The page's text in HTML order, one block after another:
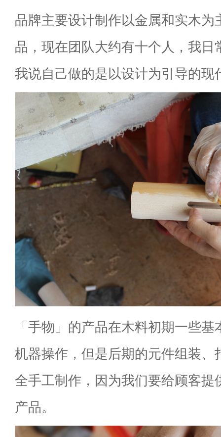
品牌主要设计制作以金属和实木为
品，现在团队大约有十个人，我日
我说自己做的是以设计为引导的现
「手物」的产品在木料初期一些
机器操作，但是后期的元件组装、
全手工制作，因为我们要给顾客提
产品。